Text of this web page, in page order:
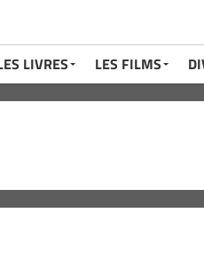
LIVRES LES FILMS